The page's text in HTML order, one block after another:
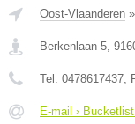
Oost-Vlaanderen »
Berkenlaan 5,
Tel: 0478617437,
E-mail ›